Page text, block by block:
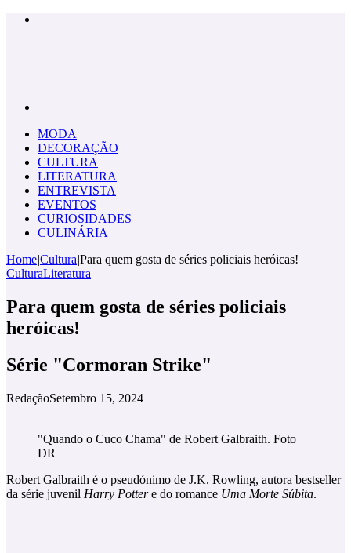
MODA
DECORAÇÃO
CULTURA
LITERATURA
ENTREVISTA
EVENTOS
CURIOSIDADES
CULINÁRIA
Home|Cultura|Para quem gosta de séries policiais heróicas!
CulturaLiteratura
Para quem gosta de séries policiais
heróicas!
Série "Cormoran Strike"
RedaçãoSetembro 15, 2024
"Quando o Cuco Chama" de Robert Galbraith. Foto
DR
Robert Galbraith é o pseudónimo de J.K. Rowling, autora bestseller
da série juvenil Harry Pottere do romance Uma Morte Súbita.